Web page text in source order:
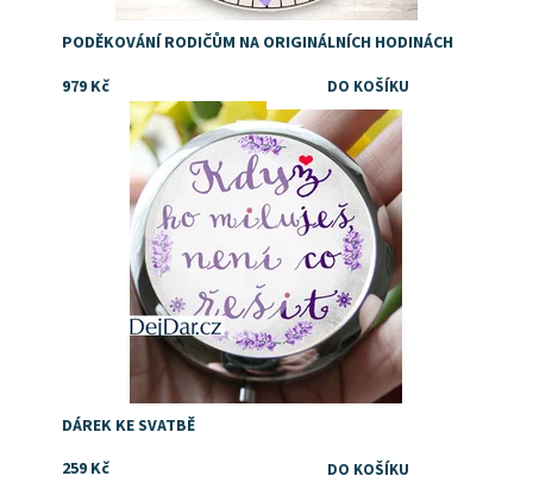
PODĚKOVÁNÍ RODIČŮM NA ORIGINÁLNÍCH HODINÁCH
979 Kč
Dostupnost:
Skladem
DÁREK KE SVATBĚ
259 Kč